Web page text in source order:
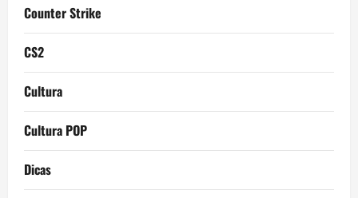
Counter Strike
CS2
Cultura
Cultura POP
Dicas